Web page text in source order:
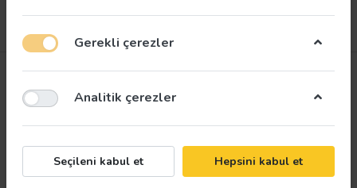
Gerekli çerezler
Analitik çerezler
Seçileni kabul et Hepsini kabul et